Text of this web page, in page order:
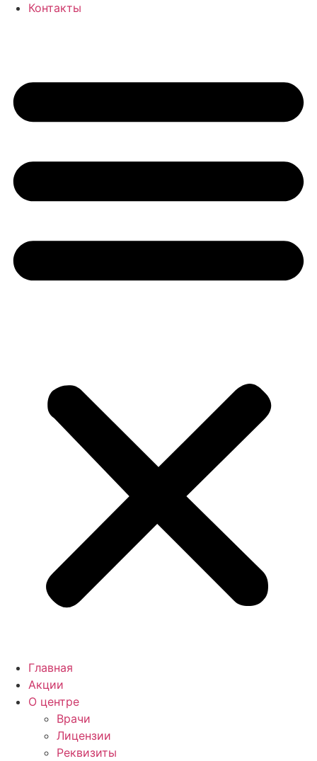
Контакты
Главная
Акции
О центре
Врачи
Лицензии
Реквизиты